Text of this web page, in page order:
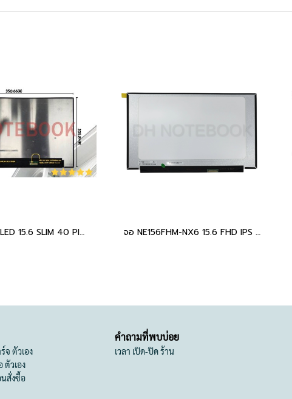
อะไหล่หน้าจอ LED 15.6 SLIM 40 PIN Narrow, Width: 0.79" (20mm) พินตรง NV156FHM-T0J V8.0 จอ NE156FHM-NX6 15.6 FHD IPS 144Hz 40pin อะไหล่ OEM คุณภาพสูง สำหรับโน๊ตบุ๊คเกมมิ่ง DH SKU LED15630-1
จ ตัวเอง
ตัวเอง
สั่งซื้อ
คำถามที่พบบ่อย
เวลา เปิด-ปิด ร้าน